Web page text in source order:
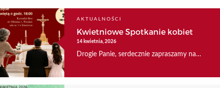
AKTUALNOŚCI
Kwietniowe Spotkanie kobiet
14 kwietnia, 2026
Drogie Panie, serdecznie zapraszamy na…